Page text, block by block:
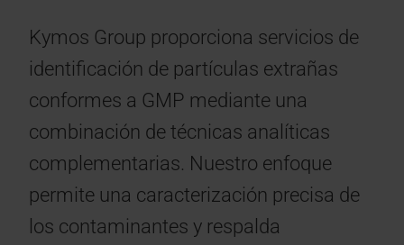
Kymos Group proporciona servicios de
identificación de partículas extrañas
conformes a GMP mediante una
combinación de técnicas analíticas
complementarias. Nuestro enfoque
permite una caracterización precisa de
los contaminantes y respalda